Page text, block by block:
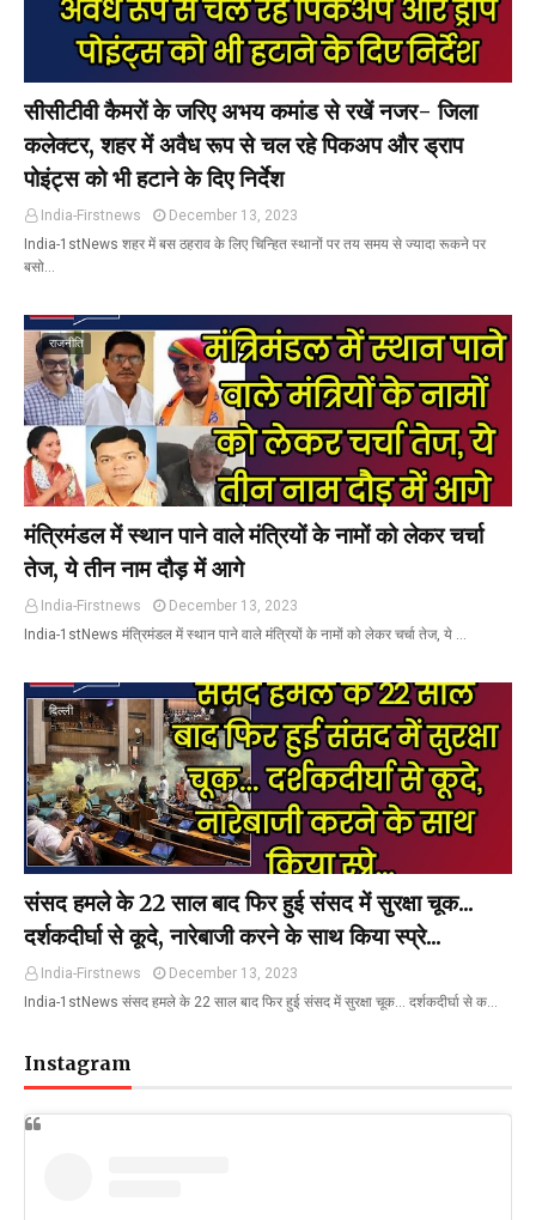
सीसीटीवी कैमरों के जरिए अभय कमांड से रखें नजर- जिला
कलेक्टर, शहर में अवैध रूप से चल रहे पिकअप और ड्राप
पोइंट्स को भी हटाने के दिए निर्देश
India-Firstnews
December 13, 2023
India-1stNews शहर में बस ठहराव के लिए चिन्हित स्थानों पर तय समय से ज्यादा रूकने पर
बसो…
राजनीति
मंत्रिमंडल में स्थान पाने वाले मंत्रियों के नामों को लेकर चर्चा
तेज, ये तीन नाम दौड़ में आगे
India-Firstnews
December 13, 2023
India-1stNews मंत्रिमंडल में स्थान पाने वाले मंत्रियों के नामों को लेकर चर्चा तेज, ये …
दिल्ली
संसद हमले के 22 साल बाद फिर हुई संसद में सुरक्षा चूक...
दर्शकदीर्घा से कूदे, नारेबाजी करने के साथ किया स्प्रे...
India-Firstnews
December 13, 2023
India-1stNews संसद हमले के 22 साल बाद फिर हुई संसद में सुरक्षा चूक... दर्शकदीर्घा से क…
Instagram